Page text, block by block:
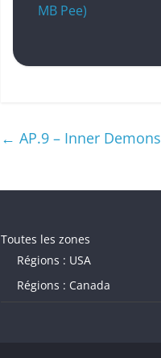
MB Pee)
← AP.9 – Inner Demons
Toutes les zones
Régions : USA
Régions : Canada